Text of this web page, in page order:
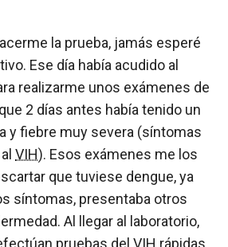
la prueba, jamás esperé
Ese día había acudido al
realizarme unos exámenes de
2 días antes había tenido un
y fiebre muy severa (síntomas
VIH). Esos exámenes me los
que tuviese dengue, ya
síntomas, presentaba otros
Al llegar al laboratorio,
pruebas del VIH rápidas